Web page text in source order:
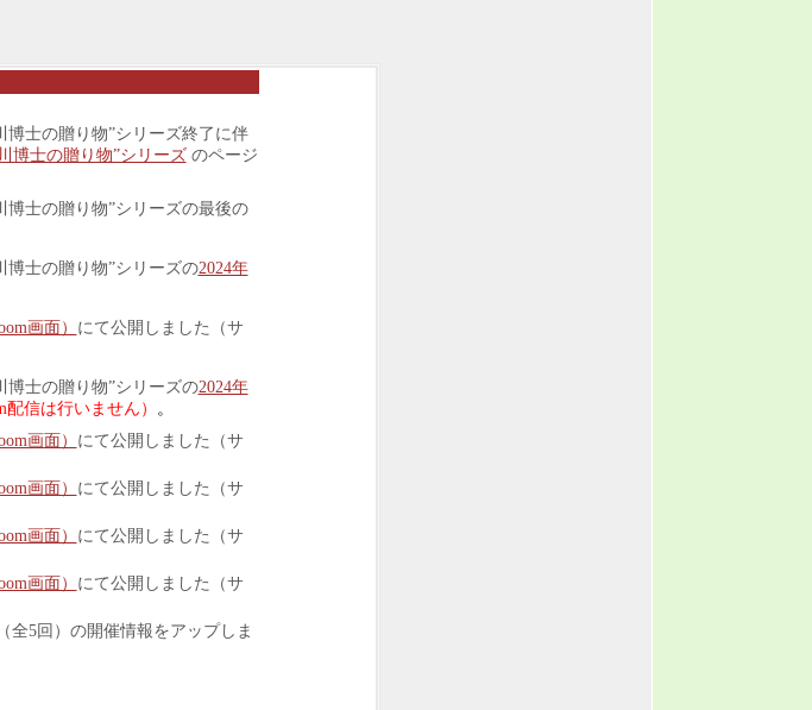
博士の贈り物”シリーズ終了に伴
博士の贈り物”シリーズのページ
博士の贈り物”シリーズの最後の
博士の贈り物”シリーズの2024年
画面）
にて公開しました（サ
博士の贈り物”シリーズの2024年
信は行いません） 。
画面）
にて公開しました（サ
画面）
にて公開しました（サ
画面）
にて公開しました（サ
画面）
にて公開しました（サ
全5回）の開催情報をアップしま